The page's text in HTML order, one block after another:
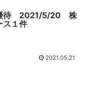
待 2021/5/20 株
ス１件
2021.05.21